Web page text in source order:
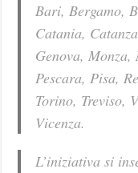
Bari, Bergamo,
Catania,
Genova,
Pescara, Pisa,
Torino, Treviso,
Vicenza.
L’iniziativa si